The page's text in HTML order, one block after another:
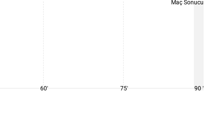
60' 75'
Maç Sonucu
90 '